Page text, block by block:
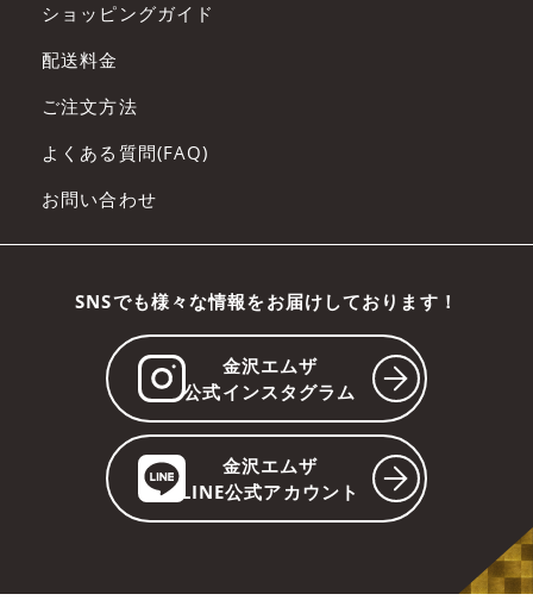
ショッピングガイド
配送料金
ご注文方法
よくある質問(FAQ)
お問い合わせ
SNSでも様々な情報をお届けしております！
金沢エムザ
公式インスタグラム
金沢エムザ
LINE公式アカウント